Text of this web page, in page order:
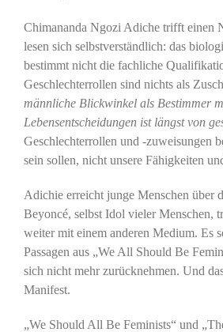
Chimananda Ngozi Adiche trifft einen
lesen sich selbstverständlich: das
bestimmt nicht die fachliche
Geschlechterrollen sind nichts als
männliche Blickwinkel als Bestimmer
Lebensentscheidungen ist längst von
Geschlechterrollen und -zuweisungen
sein sollen, nicht unsere Fähigkeiten
Adichie erreicht junge Menschen über
Beyoncé, selbst Idol vieler Menschen,
weiter mit einem anderen Medium. Es
Passagen aus „We All Should Be
sich nicht mehr zurücknehmen. Und
Manifest.
„We Should All Be Feminists“ und